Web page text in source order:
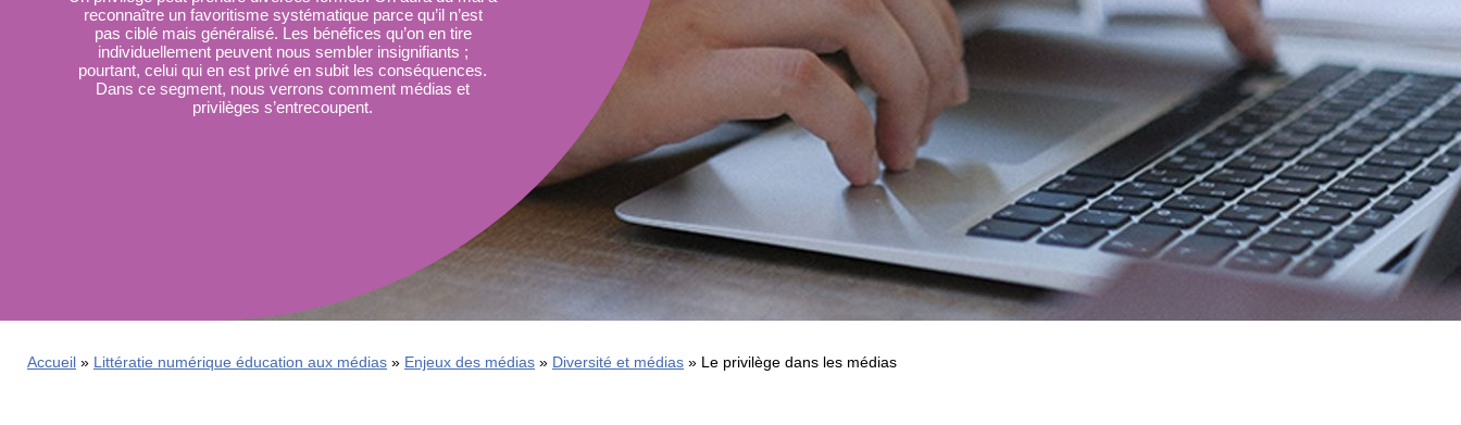
La
Semaine
éducation
médias
Ateliers
Éducation
médias
Littératie
101
reconnaître un favoritisme systématique parce qu’il n’est
pas ciblé mais généralisé. Les bénéfices qu’on en tire
individuellement peuvent nous sembler insignifiants ;
pourtant, celui qui en est privé en subit les conséquences.
Dans ce segment, nous verrons comment médias et
privilèges s’entrecoupent.
Accueil Littératie numérique éducation aux médias Enjeux des médias Diversité et médias Le privilège dans les médias